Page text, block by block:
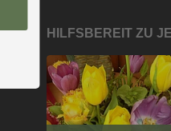
HILFSBEREIT ZU